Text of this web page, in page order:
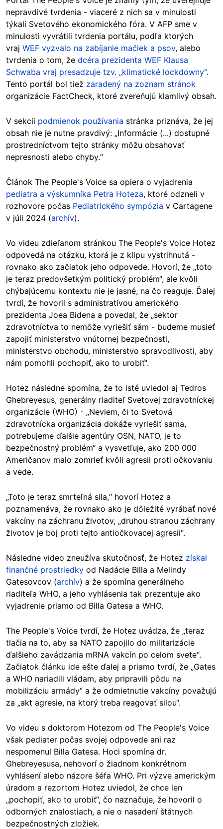
nepravdivé tvrdenia - viaceré z nich sa v minulosti
týkali Svetového ekonomického fóra. V AFP sme v
minulosti vyvrátili tvrdenia portálu, podľa ktorých
vraj WEF vyzvalo na zabíjanie mačiek a psov, alebo
tvrdenia o tom, že dcéra prezidenta WEF Klausa
Schwaba vraj presadzuje tzv. „klimatické lockdowny“.
Tento portál bol tiež zaradený na zoznam stránok
organizácie FactCheck, ktoré zvereňujú klamlivý obsah.
V sekcii podmienok používania stránka priznáva, že jej
obsah nie je nutne pravdivý: „Informácie (...) dostupné
prostredníctvom tejto stránky môžu obsahovať
nepresnosti alebo chyby.“
Článok The People's Voice sa opiera o vyjadrenia
pediatra a výskumníka Petra Hoteza, ktoré odzneli v
rozhovore počas Pediatrického sympózia v Cartagene
v júli 2024 (archív).
Vo videu zdieľanom stránkou The People's Voice Hotez
odpovedá na otázku, ktorá je z klipu vystrihnutá -
rovnako ako začiatok jeho odpovede. Hovorí, že „toto
je teraz predovšetkým politický problém“, ale kvôli
chýbajúcemu kontextu nie je jasné, na čo reaguje. Ďalej
tvrdí, že hovoril s administratívou amerického
prezidenta Joea Bidena a povedal, že „sektor
zdravotníctva to nemôže vyriešiť sám - budeme musieť
zapojiť ministerstvo vnútornej bezpečnosti,
ministerstvo obchodu, ministerstvo spravodlivosti, aby
nám pomohli pochopiť, ako to urobiť“.
Hotez následne spomína, že to isté uviedol aj Tedros
Ghebreyesus, generálny riaditeľ Svetovej zdravotníckej
organizácie (WHO) - „Neviem, či to Svetová
zdravotnícka organizácia dokáže vyriešiť sama,
potrebujeme ďalšie agentúry OSN, NATO, je to
bezpečnostný problém“ a vysvetľuje, ako 200 000
Američanov malo zomrieť kvôli agresii proti očkovaniu
a vede.
„Toto je teraz smrteľná sila,“ hovorí Hotez a
poznamenáva, že rovnako ako je dôležité vyrábať nové
vakcíny na záchranu životov, „druhou stranou záchrany
životov je boj proti tejto antiočkovacej agresii“.
Následne video zneužíva skutočnosť, že Hotez získal
finančné prostriedky od Nadácie Billa a Melindy
Gatesovcov (archív) a že spomína generálneho
riaditeľa WHO, a jeho vyhlásenia tak prezentuje ako
vyjadrenie priamo od Billa Gatesa a WHO.
The People's Voice tvrdí, že Hotez uvádza, že „teraz
tlačia na to, aby sa NATO zapojilo do militarizácie
ďalšieho zavádzania mRNA vakcín po celom svete“.
Začiatok článku ide ešte ďalej a priamo tvrdí, že „Gates
a WHO nariadili vládam, aby pripravili pôdu na
mobilizáciu armády“ a že odmietnutie vakcíny považujú
za „akt agresie, na ktorý treba reagovať silou“.
Vo videu s doktorom Hotezom od The People's Voice
však pediater počas svojej odpovede ani raz
nespomenul Billa Gatesa. Hoci spomína dr.
Ghebreyesusa, nehovorí o žiadnom konkrétnom
vyhlásení alebo názore šéfa WHO. Pri výzve americkým
úradom a rezortom Hotez uviedol, že chce len
„pochopiť, ako to urobiť“, čo naznačuje, že hovoril o
odborných znalostiach, a nie o nasadení štátnych
bezpečnostných zložiek.